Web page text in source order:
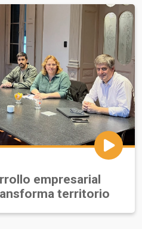
empresarial
territorio